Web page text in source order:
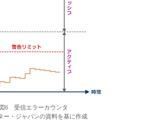
6 受信エラーカウンタ
・ジャパンの資料を基に作成